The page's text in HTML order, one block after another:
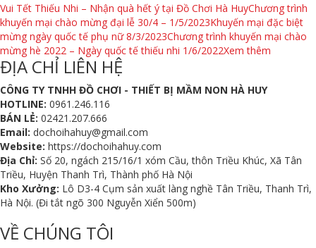
Vui Tết Thiếu Nhi – Nhận quà hết ý tại Đồ Chơi Hà HuyChương trình
khuyến mại chào mừng đại lễ 30/4 – 1/5/2023Khuyến mại đặc biệt
mừng ngày quốc tế phụ nữ 8/3/2023Chương trình khuyến mại chào
mừng hè 2022 – Ngày quốc tế thiếu nhi 1/6/2022Xem thêm
ĐỊA CHỈ LIÊN HỆ
CÔNG TY TNHH ĐỒ CHƠI - THIẾT BỊ MẦM NON HÀ HUY
HOTLINE: 0961.246.116
BÁN LẺ: 02421.207.666
Email: dochoihahuy@gmail.com
Website: https://dochoihahuy.com
Địa Chỉ: Số 20, ngách 215/16/1 xóm Cầu, thôn Triều Khúc, Xã Tân
Triều, Huyện Thanh Trì, Thành phố Hà Nội
Kho Xưởng: Lô D3-4 Cụm sản xuất làng nghề Tân Triều, Thanh Trì,
Hà Nội. (Đi tắt ngõ 300 Nguyễn Xiển 500m)
VỀ CHÚNG TÔI